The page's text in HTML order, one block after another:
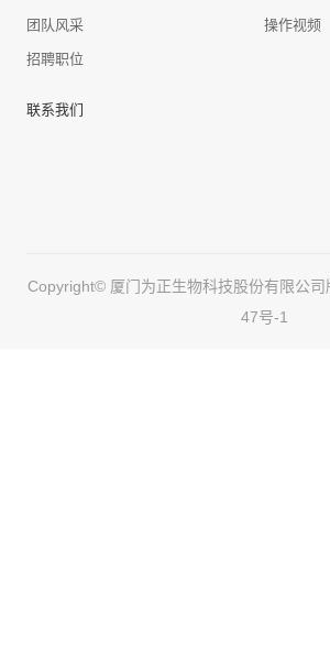
团队风采
招聘职位
操作视频
联系我们
Copyright© 厦门为正生物科技股份有限公司
47号-1